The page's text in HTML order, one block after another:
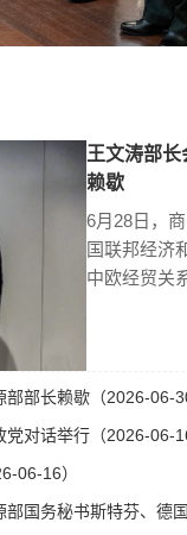
王文涛部
赖歇
6月28日，
国联邦经济
中欧经贸关
部部长赖歇（2026-06-
党对话举行（2026-06-
06-16）
国务秘书斯特芬、德